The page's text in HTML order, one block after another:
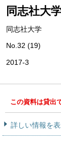
同志社大
同志社大学
No.32 (19)
2017-3
この資料は貸出
詳しい情報を